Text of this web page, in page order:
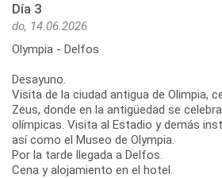
Día 3
do, 14.06.2026
Olympia - Delfos
Desayuno.
Visita de la ciudad antigua de Olimpia,
Zeus, donde en la antigüedad se
olímpicas. Visita al Estadio y demás
así como el Museo de Olympia.
Por la tarde llegada a Delfos.
Cena y alojamiento en el hotel.